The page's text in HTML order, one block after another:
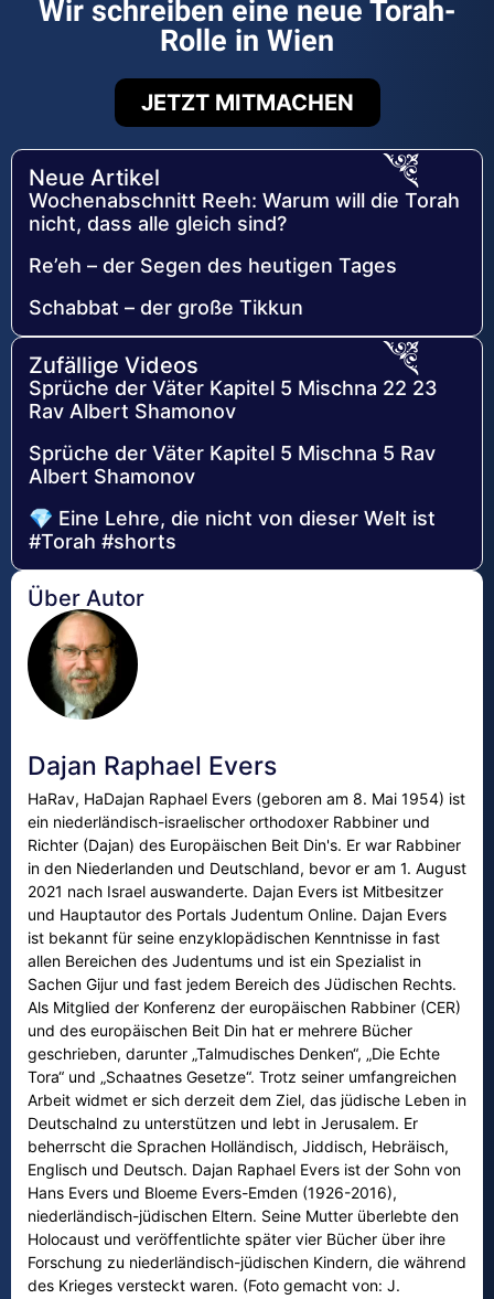
Wir schreiben eine neue Torah-
Rolle in Wien
JETZT MITMACHEN
Neue Artikel
Wochenabschnitt Reeh: Warum will die Torah
nicht, dass alle gleich sind?
Re’eh – der Segen des heutigen Tages
Schabbat – der große Tikkun
Zufällige Videos
Sprüche der Väter Kapitel 5 Mischna 22 23
Rav Albert Shamonov
Sprüche der Väter Kapitel 5 Mischna 5 Rav
Albert Shamonov
💎 Eine Lehre, die nicht von dieser Welt ist
#Torah #shorts
Über Autor
Dajan Raphael Evers
HaRav, HaDajan Raphael Evers (geboren am 8. Mai 1954) ist
ein niederländisch-israelischer orthodoxer Rabbiner und
Richter (Dajan) des Europäischen Beit Din's. Er war Rabbiner
in den Niederlanden und Deutschland, bevor er am 1. August
2021 nach Israel auswanderte. Dajan Evers ist Mitbesitzer
und Hauptautor des Portals Judentum Online. Dajan Evers
ist bekannt für seine enzyklopädischen Kenntnisse in fast
allen Bereichen des Judentums und ist ein Spezialist in
Sachen Gijur und fast jedem Bereich des Jüdischen Rechts.
Als Mitglied der Konferenz der europäischen Rabbiner (CER)
und des europäischen Beit Din hat er mehrere Bücher
geschrieben, darunter „Talmudisches Denken“, „Die Echte
Tora“ und „Schaatnes Gesetze“. Trotz seiner umfangreichen
Arbeit widmet er sich derzeit dem Ziel, das jüdische Leben in
Deutschalnd zu unterstützen und lebt in Jerusalem. Er
beherrscht die Sprachen Holländisch, Jiddisch, Hebräisch,
Englisch und Deutsch. Dajan Raphael Evers ist der Sohn von
Hans Evers und Bloeme Evers-Emden (1926-2016),
niederländisch-jüdischen Eltern. Seine Mutter überlebte den
Holocaust und veröffentlichte später vier Bücher über ihre
Forschung zu niederländisch-jüdischen Kindern, die während
des Krieges versteckt waren. (Foto gemacht von: J.